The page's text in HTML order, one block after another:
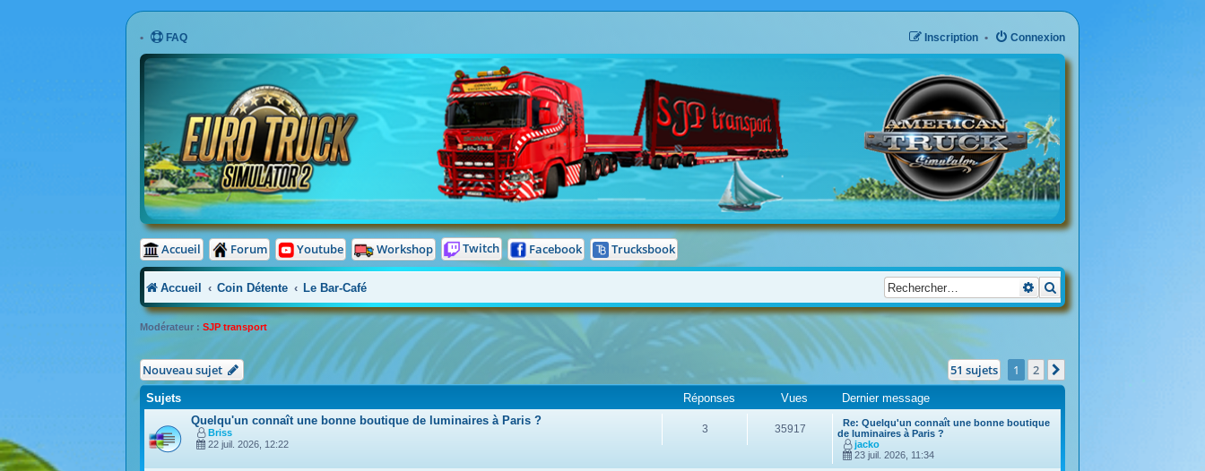
FAQ Connexion
Inscription
Accueil Forum Youtube Workshop Twitch Facebook Trucksbook
Accueil Coin Détente Le Bar-Café Recherche avancée
Modérateur : SJP transport
Nouveau sujet 51 sujets 1 2
Sujets Réponses Vues
Dernier message
Quelqu'un connaît une bonne boutique de luminaires à Paris ?
Briss
22 juil. 2026, 12:22
3 35917
Re: Quelqu'un connaît une bonne boutique
de luminaires à Paris ?
jacko
23 juil. 2026, 11:34